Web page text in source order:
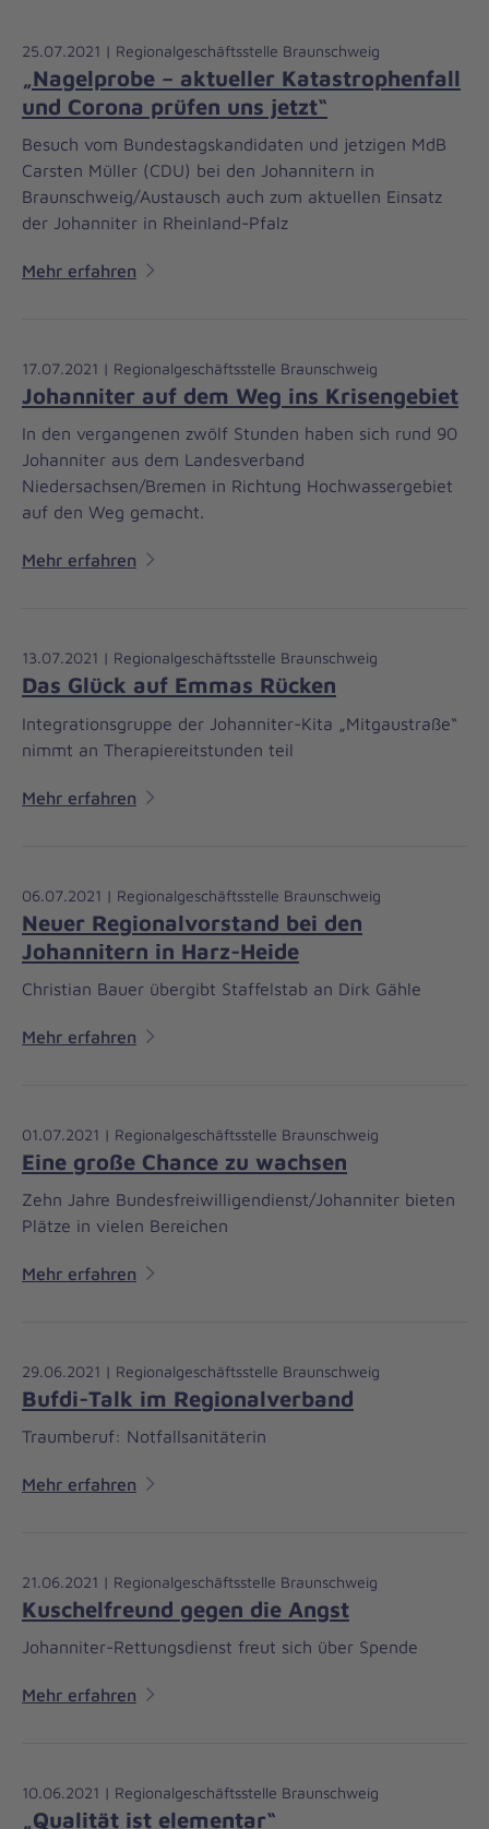
25.07.2021 | Regionalgeschäftsstelle Braunschweig
„Nagelprobe – aktueller Katastrophenfall
und Corona prüfen uns jetzt“
Besuch vom Bundestagskandidaten und jetzigen MdB
Carsten Müller (CDU) bei den Johannitern in
Braunschweig/Austausch auch zum aktuellen Einsatz
der Johanniter in Rheinland-Pfalz
Mehr erfahren
17.07.2021 | Regionalgeschäftsstelle Braunschweig
Johanniter auf dem Weg ins Krisengebiet
In den vergangenen zwölf Stunden haben sich rund 90
Johanniter aus dem Landesverband
Niedersachsen/Bremen in Richtung Hochwassergebiet
auf den Weg gemacht.
Mehr erfahren
13.07.2021 | Regionalgeschäftsstelle Braunschweig
Das Glück auf Emmas Rücken
Integrationsgruppe der Johanniter-Kita „Mitgaustraße“
nimmt an Therapiereitstunden teil
Mehr erfahren
06.07.2021 | Regionalgeschäftsstelle Braunschweig
Neuer Regionalvorstand bei den
Johannitern in Harz-Heide
Christian Bauer übergibt Staffelstab an Dirk Gähle
Mehr erfahren
01.07.2021 | Regionalgeschäftsstelle Braunschweig
Eine große Chance zu wachsen
Zehn Jahre Bundesfreiwilligendienst/Johanniter bieten
Plätze in vielen Bereichen
Mehr erfahren
29.06.2021 | Regionalgeschäftsstelle Braunschweig
Bufdi-Talk im Regionalverband
Traumberuf: Notfallsanitäterin
Mehr erfahren
21.06.2021 | Regionalgeschäftsstelle Braunschweig
Kuschelfreund gegen die Angst
Johanniter-Rettungsdienst freut sich über Spende
Mehr erfahren
10.06.2021 | Regionalgeschäftsstelle Braunschweig
„Qualität ist elementar“